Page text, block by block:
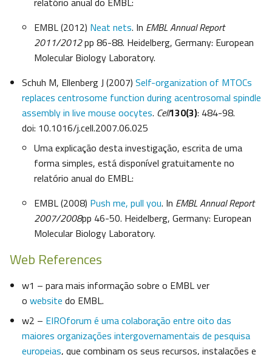
EMBL (2012) Neat nets. In EMBL Annual Report
2011/2012pp 86-88. Heidelberg, Germany: European
Molecular Biology Laboratory.
Schuh M, Ellenberg J (2007) Self-organization of MTOCs
replaces centrosome function during acentrosomal spindle
assembly in live mouse oocytes. Cell130(3): 484-98.
doi: 10.1016/j.cell.2007.06.025
Uma explicação desta investigação, escrita de uma
forma simples, está disponível gratuitamente no
relatório anual do EMBL:
EMBL (2008) Push me, pull you. In EMBL Annual Report
2007/2008pp 46-50. Heidelberg, Germany: European
Molecular Biology Laboratory.
Web References
w1 – para mais informação sobre o EMBL ver
o website do EMBL.
w2 – EIROforum é uma colaboração entre oito das
maiores organizações intergovernamentais de pesquisa
europeias, que combinam os seus recursos, instalações e